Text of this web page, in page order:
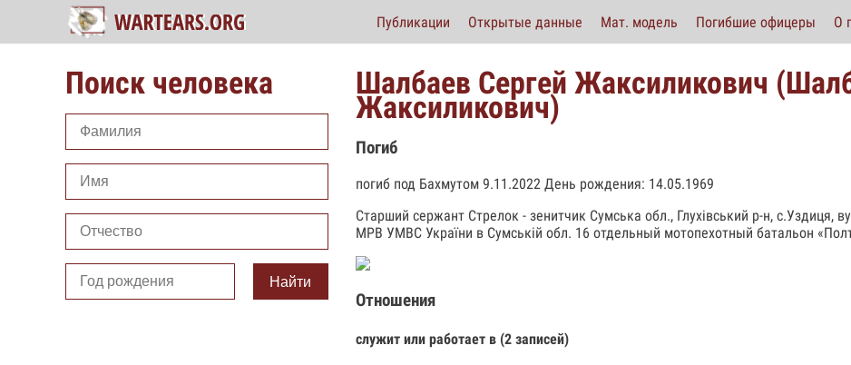
Публикации Открытые данные Мат. модель Погибшие офицеры О
Поиск человека
Найти
Шалбаев Сергей Жаксиликович
Жаксиликович)
Погиб
погиб под Бахмутом 9.11.2022 День рождения: 14.05.1969
Старший сержант Стрелок - зенитчик Сумська обл., Глухівський р-н, с.Уздиця,
МРВ УМВС України в Сумській обл. 16 отдельный мотопехотный батальон
Отношения
служит или работает в (2 записей)